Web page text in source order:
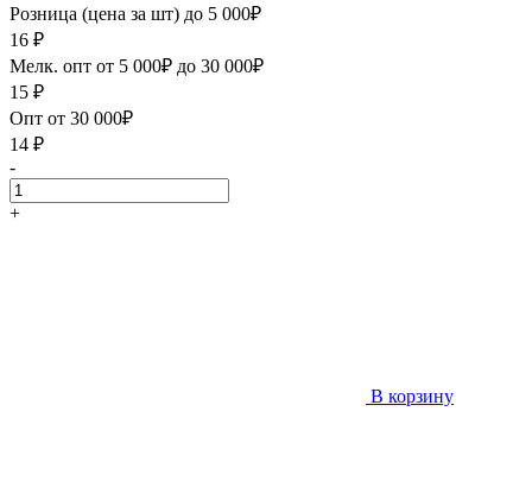
Розница (цена за шт) до 5 000₽
16 ₽
Мелк. опт от 5 000₽ до 30 000₽
15 ₽
Опт от 30 000₽
14 ₽
-
+
В корзину